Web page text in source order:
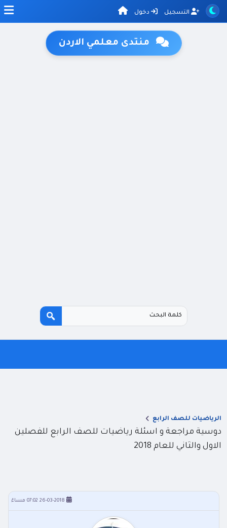
التسجيل دخول
منتدى معلمي الاردن
الرياضيات للصف الرابع
دوسية مراجعة و اسئلة رياضيات للصف الرابع للفصلين
الاول والثاني للعام 2018
26-03-2018 07:02 مساءً